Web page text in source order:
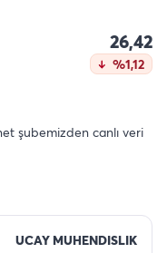
26,42
%1,12
şubemizden canlı veri
UCAY MUHENDISLIK